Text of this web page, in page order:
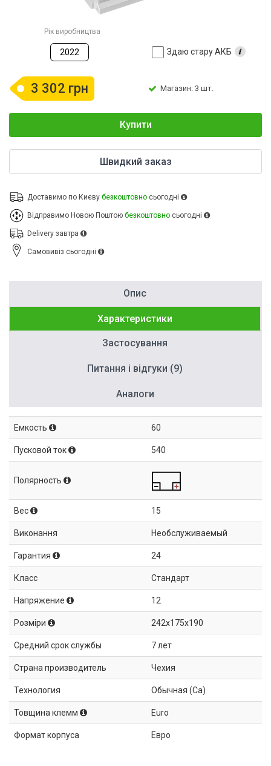
Рік виробництва
2022 Здаю стару АКБ
3 302 грн Магазин: 3 шт.
Купити
Швидкий заказ
Доставимо по Києву безкоштовно сьогодні
Відправимо Новою Поштою безкоштовно сьогодні
Delivery завтра
Cамовивіз сьогодні
Опис
Характеристики
Застосування
Питання і відгуки (9)
Аналоги
Емкость 60
Пусковой ток 540
Полярность
Вес 15
Виконання Необслуживаемый
Гарантия 24
Класс Стандарт
Напряжение 12
Розміри 242x175x190
Средний срок службы 7 лет
Страна производитель Чехия
Технология Обычная (Ca)
Товщина клемм Euro
Формат корпуса Евро